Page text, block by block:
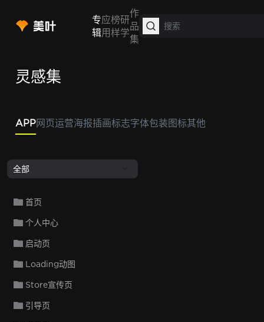
专
辑
应
用
榜
样
研
学
作
品
集
灵感集
APP网页运营海报插画标志字体包装图标其他
全部
首页
个人中心
启动页
Loading动图
Store宣传页
引导页